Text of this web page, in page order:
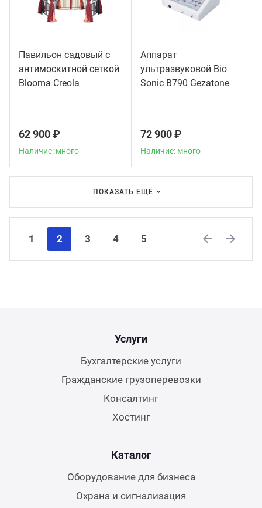
Павильон садовый с
антимоскитной сеткой
Blooma Creola
62 900 ₽
Наличие: много
Аппарат
ультразвуковой Bio
Sonic B790 Gezatone
72 900 ₽
Наличие: много
ПОКАЗАТЬ ЕЩЁ
1 2 3 4
5
Услуги
Бухгалтерские услуги
Гражданские грузоперевозки
Консалтинг
Хостинг
Каталог
Оборудование для бизнеса
Охрана и сигнализация